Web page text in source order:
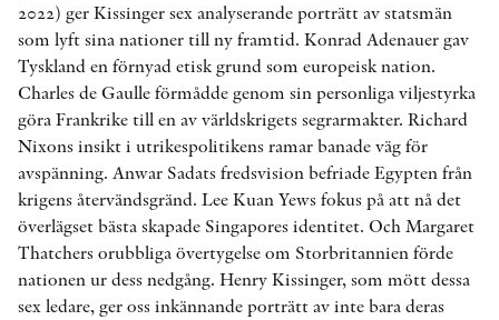
2022) ger Kissinger sex analyserande porträtt av statsmän
som lyft sina nationer till ny framtid. Konrad Adenauer gav
Tyskland en förnyad etisk grund som europeisk nation.
Charles de Gaulle förmådde genom sin personliga viljestyrka
göra Frankrike till en av världskrigets segrarmakter. Richard
Nixons insikt i utrikespolitikens ramar banade väg för
avspänning. Anwar Sadats fredsvision befriade Egypten från
krigens återvändsgränd. Lee Kuan Yews fokus på att nå det
överlägset bästa skapade Singapores identitet. Och Margaret
Thatchers orubbliga övertygelse om Storbritannien förde
nationen ur dess nedgång. Henry Kissinger, som mött dessa
sex ledare, ger oss inkännande porträtt av inte bara deras